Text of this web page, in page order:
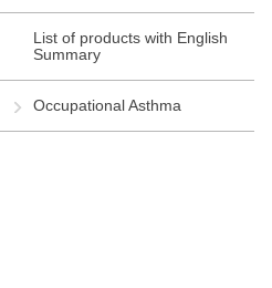
de
List of products with English
Summary
Occupational Asthma